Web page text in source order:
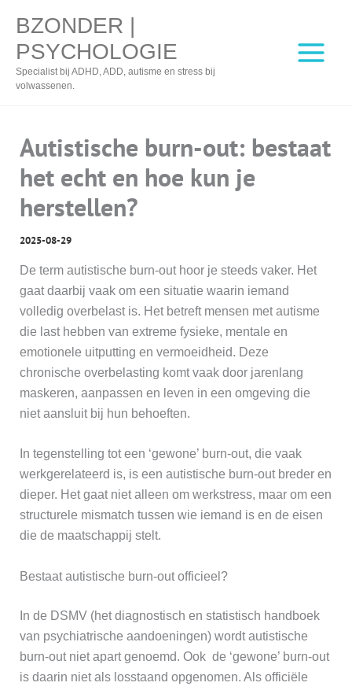
naar
inhoud
BZONDER |
PSYCHOLOGIE
Specialist bij ADHD, ADD, autisme en stress bij
volwassenen.
Autistische burn-out: bestaat
het echt en hoe kun je
herstellen?
2025-08-29
De term autistische burn-out hoor je steeds vaker. Het
gaat daarbij vaak om een situatie waarin iemand
volledig overbelast is. Het betreft mensen met autisme
die last hebben van extreme fysieke, mentale en
emotionele uitputting en vermoeidheid. Deze
chronische overbelasting komt vaak door jarenlang
maskeren, aanpassen en leven in een omgeving die
niet aansluit bij hun behoeften.
In tegenstelling tot een ‘gewone’ burn-out, die vaak
werkgerelateerd is, is een autistische burn-out breder en
dieper. Het gaat niet alleen om werkstress, maar om een
structurele mismatch tussen wie iemand is en de eisen
die de maatschappij stelt.
Bestaat autistische burn-out officieel?
In de DSMV (het diagnostisch en statistisch handboek
van psychiatrische aandoeningen) wordt autistische
burn-out niet apart genoemd. Ook de ‘gewone’ burn-out
is daarin niet als losstaand opgenomen. Als officiële